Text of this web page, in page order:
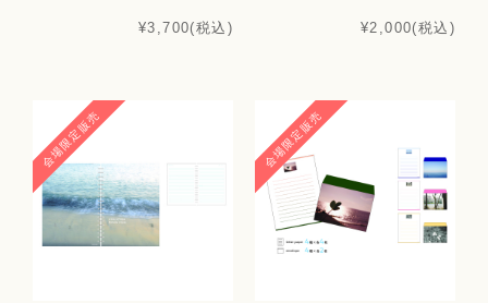
¥3,700(税込) ¥2,000(税込)
会場限定販売 会場限定販売